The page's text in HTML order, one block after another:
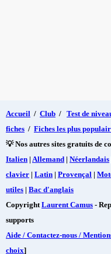
Accueil / Club / Test de
fiches / Fiches les plus
💡 Nos autres sites gratuits de
Italien | Allemand | Néerlandais
clavier | Latin | Provençal |
utiles | Bac d'anglais
Copyright Laurent Camus -
supports
Aide / Contactez-nous /
choix]